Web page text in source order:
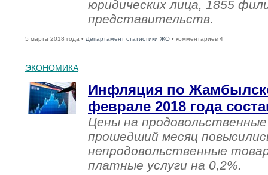
юридических лица, 1855
представительств.
5 марта 2018 года • Департамент статистики ЖО • комментариев 4
ЭКОНОМИКА
Инфляция по
феврале 2018 года
Цены на
прошедший месяц
непродовольственные
платные услуги на 0,2%.